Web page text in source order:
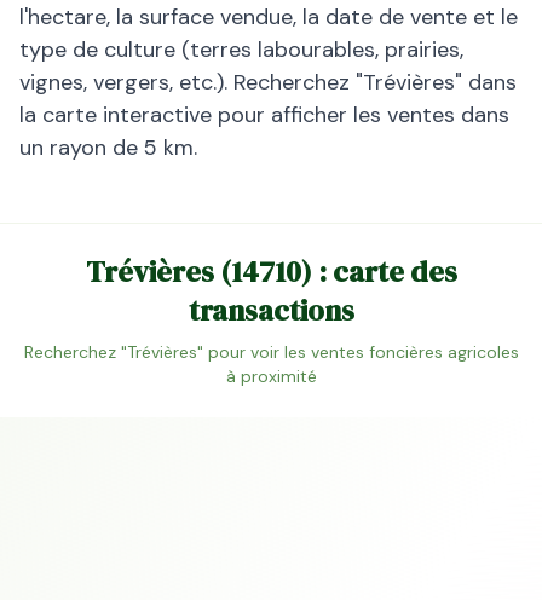
l'hectare, la surface vendue, la date de vente et le
type de culture (terres labourables, prairies,
vignes, vergers, etc.). Recherchez "Trévières" dans
la carte interactive pour afficher les ventes dans
un rayon de 5 km.
Trévières(14710) : carte des
transactions
Recherchez "Trévières" pour voir les ventes foncières agricoles
à proximité